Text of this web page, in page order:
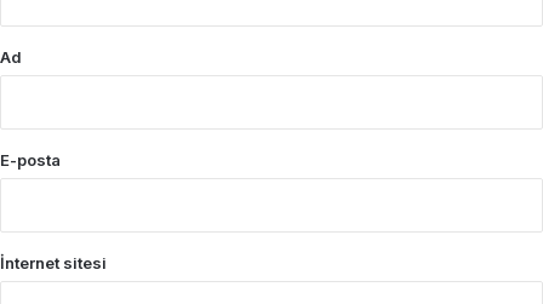
Ad
E-posta
İnternet sitesi